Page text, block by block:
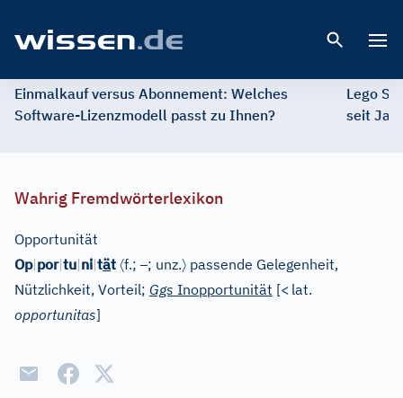
Einmalkauf versus Abonnement: Welches
Software-Lizenzmodell passt zu Ihnen?
Lego
seit
Wahrig Fremdwörterlexikon
Opportunität
Op|por|tu|ni|tät 〈f.;–; unz.〉 passende Gelegenheit,
Nützlichkeit, Vorteil; Ggs Inopportunität [< lat.
opportunitas]